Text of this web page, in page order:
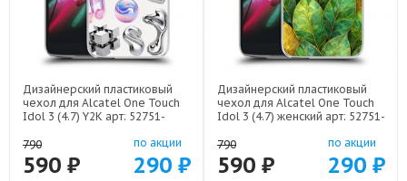
Дизайнерский пластиковый
чехол для Alcatel One Touch
Idol 3 (4.7) Y2K арт: 52751-
790
590 ₽
по акции
290 ₽
Дизайнерский пластиковый
чехол для Alcatel One Touch
Idol 3 (4.7) женский арт: 52751-
790
590 ₽
по акции
290 ₽